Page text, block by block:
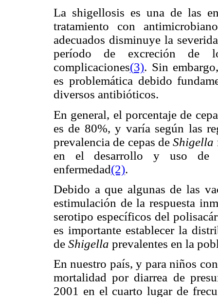
La shigellosis es una de las
tratamiento con
adecuados disminuye la
período de excreción de
complicaciones(3). Sin
es problemática debido
diversos antibióticos.
En general, el porcentaje de
es de 80%, y varía según las
prevalencia de cepas deShigella
en el desarrollo y uso de
enfermedad(2).
Debido a que algunas de las
estimulación de la respuesta
serotipo específicos del
es importante establecer la
de Shigella prevalentes en la
En nuestro país, y para niños
mortalidad por diarrea de
2001 en el cuarto lugar de